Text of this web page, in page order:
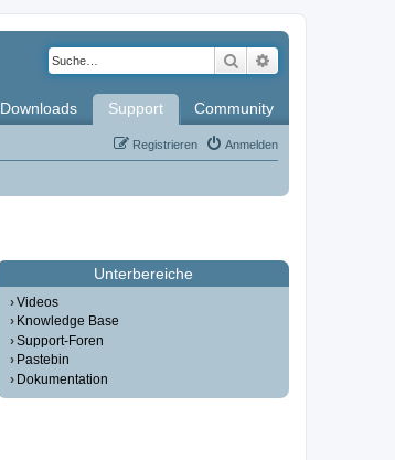
Suche
Downloads Support Community
Anmelden
Registrieren
Unterbereiche
Videos
Knowledge Base
Support-Foren
Pastebin
Dokumentation